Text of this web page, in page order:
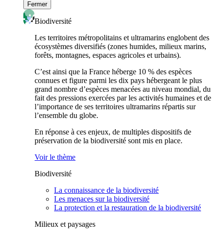
Fermer
Biodiversité
Les territoires métropolitains et ultramarins englobent des
écosystèmes diversifiés (zones humides, milieux marins,
forêts, montagnes, espaces agricoles et urbains).
C’est ainsi que la France héberge 10 % des espèces
connues et figure parmi les dix pays hébergeant le plus
grand nombre d’espèces menacées au niveau mondial, du
fait des pressions exercées par les activités humaines et de
l’importance de ses territoires ultramarins répartis sur
l’ensemble du globe.
En réponse à ces enjeux, de multiples dispositifs de
préservation de la biodiversité sont mis en place.
Voir le thème
Biodiversité
La connaissance de la biodiversité
Les menaces sur la biodiversité
La protection et la restauration de la biodiversité
Milieux et paysages